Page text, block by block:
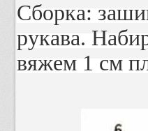
Сборка:
рукава.
вяжем 1 см